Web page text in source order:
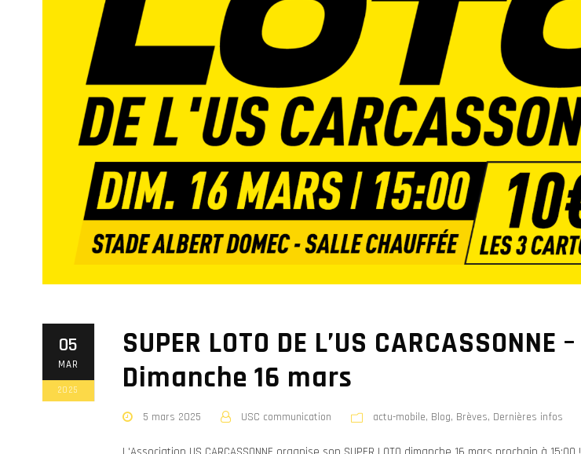
05
MAR
2025
SUPER LOTO DE L’US CARCASSONNE –
Dimanche 16 mars
5 mars 2025 USC communication actu-mobile, Blog, Brèves, Dernières infos